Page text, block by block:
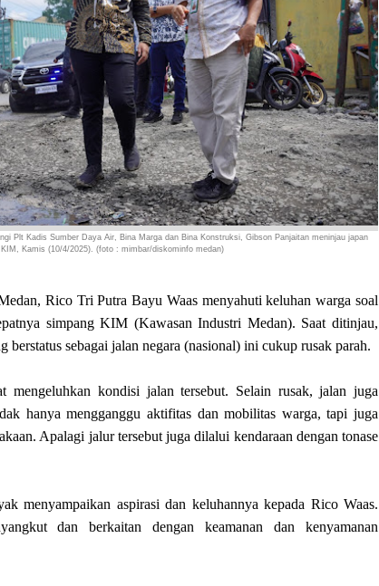
Plt Kadis Sumber Daya Air, Bina Marga dan Bina Konstruksi, Gibson Panjaitanmeninjau japan
Kamis (10/4/2025). (foto : mimbar/diskominfo medan)
Rico Tri Putra Bayu Waas menyahuti keluhan warga soal
simpang KIM (Kawasan Industri Medan). Saat ditinjau,
sebagai jalan negara (nasional) ini cukup rusak parah.
mengeluhkan kondisi jalan tersebut. Selain rusak, jalan juga
hanya mengganggu aktifitas dan mobilitas warga, tapi juga
Apalagi jalur tersebut juga dilalui kendaraan dengan tonase
menyampaikan aspirasi dan keluhannya kepada Rico Waas.
dan berkaitan dengan keamanan dan kenyamanan